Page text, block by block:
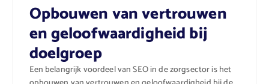
Opbouwen van vertrouwen
en geloofwaardigheid bij
doelgroep
Een belangrijk voordeel van SEO in de zorgsector is het